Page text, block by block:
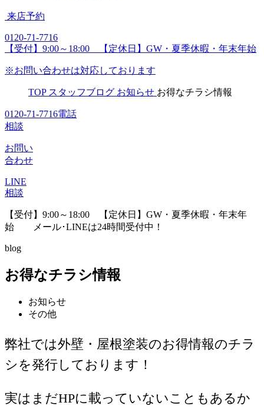
来店予約
0120-71-7716
【受付】9:00～18:00 【定休日】GW・夏季休暇・年末年始
※お問い合わせは対応しております
TOP スタッフブログ お知らせ お得なチラシ情報
0120-71-7716電話
相談
お問い
合わせ
LINE
相談
【受付】9:00～18:00 【定休日】GW・夏季休暇・年末年
始 メール･LINEは24時間受付中！
blog
お得なチラシ情報
お知らせ
その他
弊社では外壁・屋根塗装のお得情報のチラ
シを発行しております！
実はまだHPに載っていないこともあるか